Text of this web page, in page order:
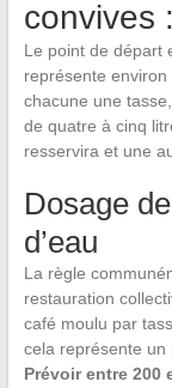
convives
Le point de départ
représente
chacune une
de quatre à cinq
resservira et une
Dosage
d’eau
La règle
restauration
café moulu par
cela représente un
Prévoir entre 200